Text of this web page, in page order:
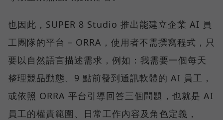
也因此，SUPER 8 Studio 推出能建立企業 AI 員
工團隊的平台 – ORRA，使用者不需撰寫程式，只
要以自然語言描述需求，例如：我需要一個每天
整理競品動態、9 點前發到通訊軟體的 AI 員工，
或依照 ORRA 平台引導回答三個問題，也就是 AI
員工的權責範圍、日常工作內容及角色定義，